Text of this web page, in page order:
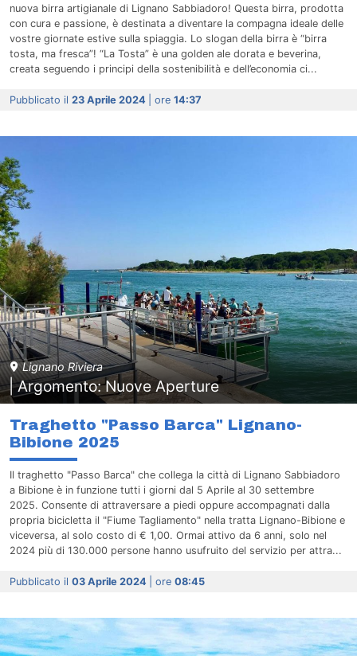
nuova birra artigianale di Lignano Sabbiadoro! Questa birra, prodotta
con cura e passione, è destinata a diventare la compagna ideale delle
vostre giornate estive sulla spiaggia. Lo slogan della birra è “birra
tosta, ma fresca”! “La Tosta” è una golden ale dorata e beverina,
creata seguendo i principi della sostenibilità e dell’economia ci...
Pubblicato il 23 Aprile 2024 | ore 14:37
Lignano Riviera
| Argomento: Nuove Aperture
Traghetto "Passo Barca" Lignano-
Bibione 2025
Il traghetto "Passo Barca" che collega la città di Lignano Sabbiadoro
a Bibione è in funzione tutti i giorni dal 5 Aprile al 30 settembre
2025. Consente di attraversare a piedi oppure accompagnati dalla
propria bicicletta il "Fiume Tagliamento" nella tratta Lignano-Bibione e
viceversa, al solo costo di € 1,00. Ormai attivo da 6 anni, solo nel
2024 più di 130.000 persone hanno usufruito del servizio per attra...
Pubblicato il 03 Aprile 2024 | ore 08:45